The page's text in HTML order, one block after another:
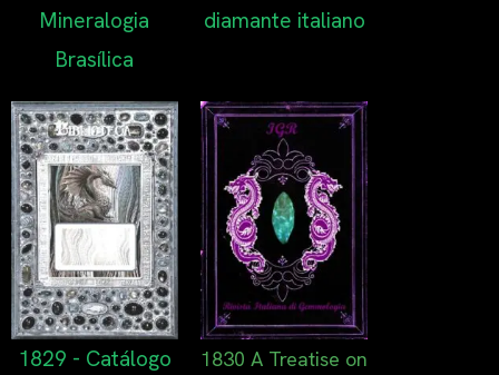
Mineralogia
Brasílica
diamante italiano
1829 - Catálogo
1830 A Treatise on